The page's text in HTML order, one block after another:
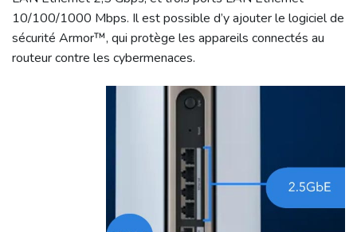
10/100/1000 Mbps. Il est possible d’y ajouter le logiciel de
sécurité Armor™, qui protège les appareils connectés au
routeur contre les cybermenaces.